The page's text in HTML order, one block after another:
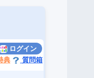
ログイン
典 質問箱